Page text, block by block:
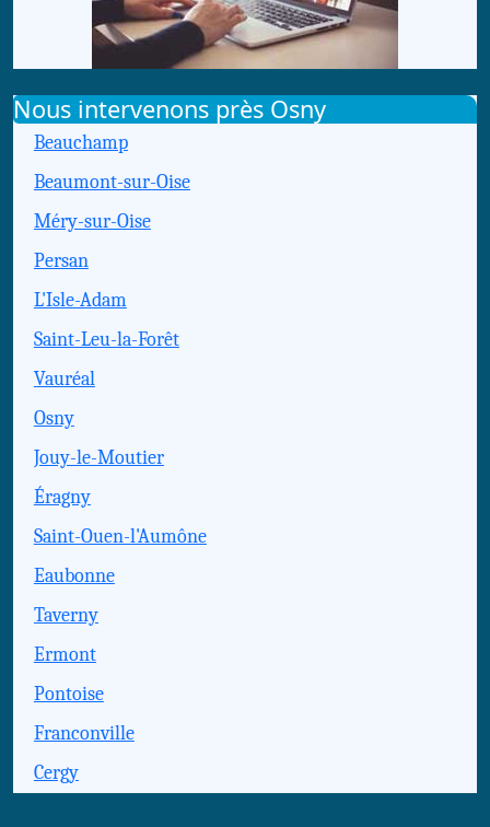
Nous intervenons près Osny
Beauchamp
Beaumont-sur-Oise
Méry-sur-Oise
Persan
L'Isle-Adam
Saint-Leu-la-Forêt
Vauréal
Osny
Jouy-le-Moutier
Éragny
Saint-Ouen-l'Aumône
Eaubonne
Taverny
Ermont
Pontoise
Franconville
Cergy